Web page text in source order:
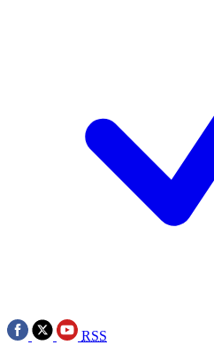
RSS